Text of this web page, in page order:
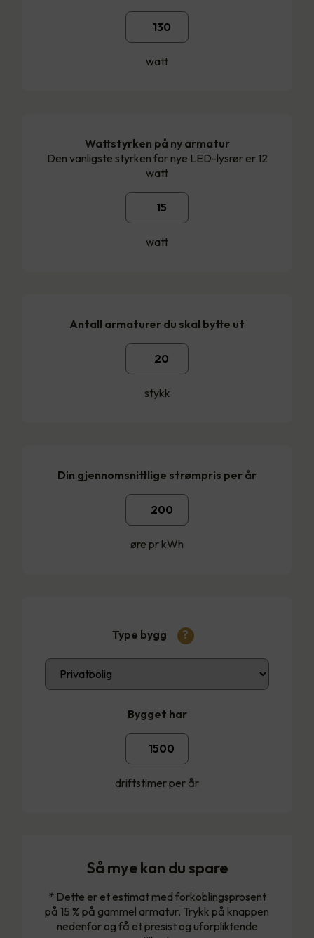
watt
Wattstyrken på ny armatur
Den vanligste styrken for nye LED-lysrør er 12
watt
watt
Antall armaturer du skal bytte ut
stykk
Din gjennomsnittlige strømpris per år
øre pr kWh
Type bygg ?
Bygget har
driftstimer per år
Så mye kan du spare
* Dette er et estimat med forkoblingsprosent
på 15 % på gammel armatur. Trykk på knappen
nedenfor og få et presist og uforpliktende